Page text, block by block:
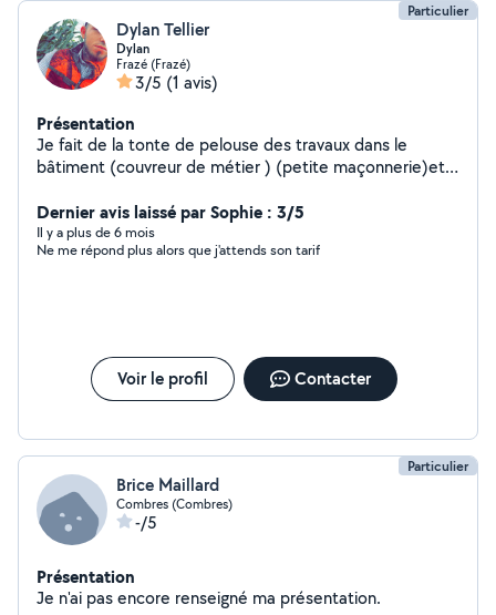
Particulier
Dylan Tellier
Dylan
Frazé (Frazé)
3/5 (1 avis)
Présentation
Je fait de la tonte de pelouse des travaux dans le
bâtiment (couvreur de métier ) (petite maçonnerie)et
Dernier avis laissé par Sophie : 3/5
Il y a plus de 6 mois
Ne me répond plus alors que j'attends son tarif
Voir le profil Contacter
Particulier
Brice Maillard
Combres (Combres)
-/5
Présentation
Je n'ai pas encore renseigné ma présentation.